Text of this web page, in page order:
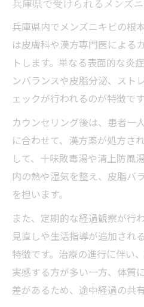
兵庫県で受けられるメンズ
兵庫県内でメンズニキビの根
は皮膚科や漢方専門医による
トします。単なる表面的な炎
ンバランスや皮脂分泌、スト
ェックが行われるのが特徴です
カウンセリング後は、患者一
に合わせて、漢方薬が処方さ
して、十味敗毒湯や清上防風
内の熱や湿気を整え、皮脂バ
を担います。
また、定期的な経過観察が行
見直しや生活指導が追加され
特徴です。治療の進行に伴い
実感する方が多い一方、体質
差があるため、途中経過の共